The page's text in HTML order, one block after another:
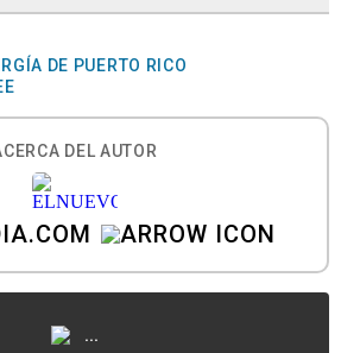
DE PUERTO RICO
DEL AUTOR
...